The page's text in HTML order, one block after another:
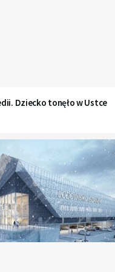
Dziecko tonęło w Ustce